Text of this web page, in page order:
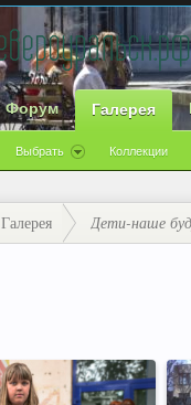
Форум Галерея
Выбрать Коллекции
Галерея Дети-наше